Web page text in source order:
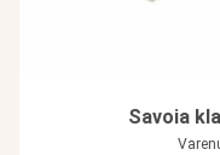
Savoia